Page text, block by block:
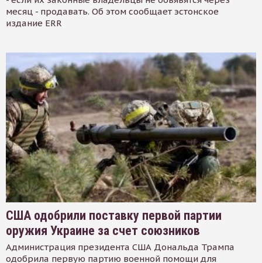
месяц - продавать. Об этом сообщает эстонское
издание ERR
США одобрили поставку первой партии
оружия Украине за счет союзников
Администрация президента США Дональда Трампа
одобрила первую партию военной помощи для